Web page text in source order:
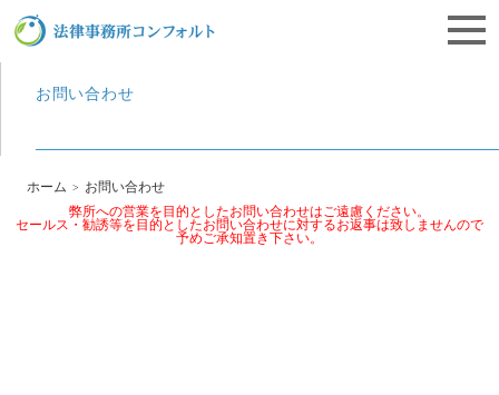
お問い合わせ
ホーム
お問い合わせ
弊所への営業を目的としたお問い合わせはご遠慮ください。
セールス・勧誘等を目的としたお問い合わせに対するお返事は致しませんので
予めご承知置き下さい。